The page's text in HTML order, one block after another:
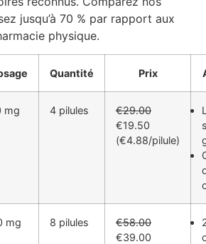
jusqu’à 70 % par rapport aux
physique.
Quantité Prix
mg 4 pilules
€29.00
€19.50
(€4.88/pilule)
mg 8 pilules
€58.00
€39.00